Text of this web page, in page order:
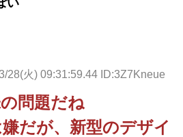
28(火) 09:31:59.44 ID:3Z7Kneue
問題だね
だが、新型のデザイ